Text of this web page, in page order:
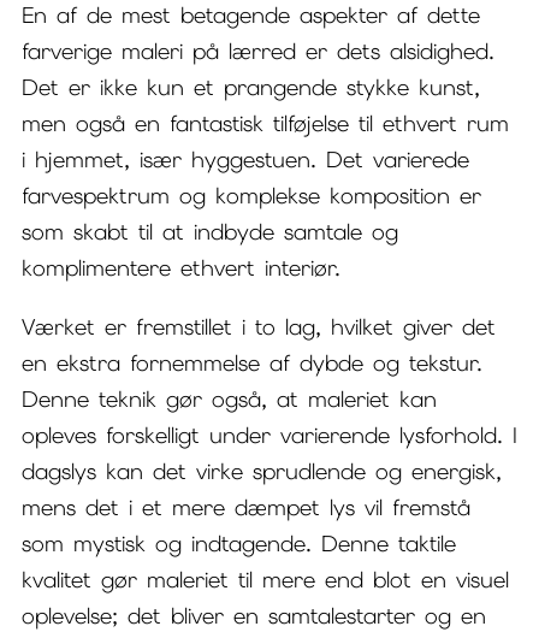
En af de mest betagende aspekter af dette
farverige maleri på lærred er dets alsidighed.
Det er ikke kun et prangende stykke kunst,
men også en fantastisk tilføjelse til ethvert rum
i hjemmet, især hyggestuen. Det varierede
farvespektrum og komplekse komposition er
som skabt til at indbyde samtale og
komplimentere ethvert interiør.
Værket er fremstillet i to lag, hvilket giver det
en ekstra fornemmelse af dybde og tekstur.
Denne teknik gør også, at maleriet kan
opleves forskelligt under varierende lysforhold. I
dagslys kan det virke sprudlende og energisk,
mens det i et mere dæmpet lys vil fremstå
som mystisk og indtagende. Denne taktile
kvalitet gør maleriet til mere end blot en visuel
oplevelse; det bliver en samtalestarter og en